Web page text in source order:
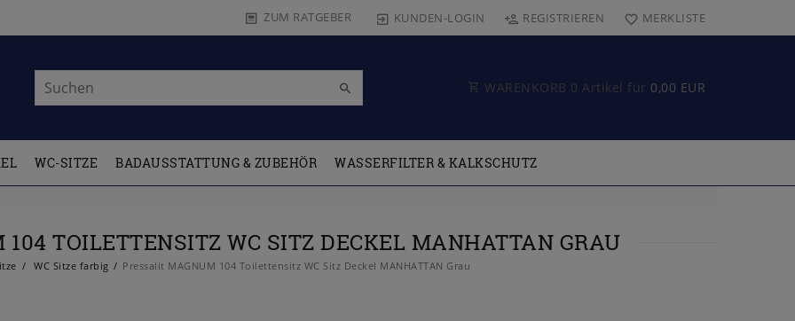
ZUM RATGEBER KUNDEN-LOGIN REGISTRIEREN MERKLISTE
WARENKORB 0 Artikel für 0,00 EUR
WC-SITZE BADAUSSTATTUNG & ZUBEHÖR WASSERFILTER & KALKSCHUTZ
TOILETTENSITZ WC SITZ DECKEL MANHATTAN GRAU
WC Sitze farbig Pressalit MAGNUM 104 Toilettensitz WC Sitz Deckel MANHATTAN Grau